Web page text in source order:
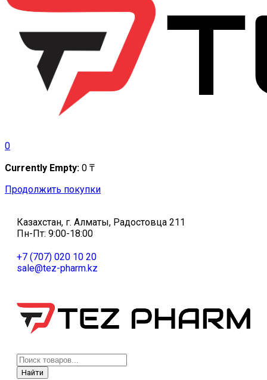
0
Currently Empty: 0 ₸
Продолжить покупки
Казахстан, г. Алматы, Радостовца 211
Пн-Пт: 9:00-18:00
+7 (707) 020 10 20
sale@tez-pharm.kz
Найти